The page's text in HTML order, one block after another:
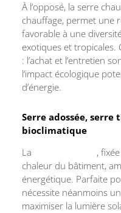
À l’opposé, la serre
chauffage, permet une
favorable à une
exotiques et tropicales.
: l’achat et l’entretien
l’impact écologique
d’énergie.
Serre adossée, serre
bioclimatique
La
,
chaleur du bâtiment,
énergétique. Parfaite
nécessite néanmoins
maximiser la lumière